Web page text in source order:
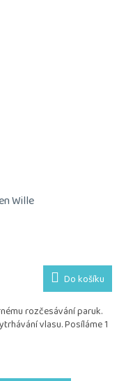
Wille
Do košíku
rozčesávání paruk.
vlasu. Posíláme 1